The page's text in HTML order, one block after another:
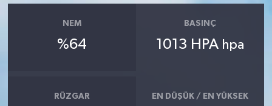
NEM
%64
BASINÇ
1013 HPA hpa
RÜZGAR EN DÜŞÜK / EN YÜKSEK